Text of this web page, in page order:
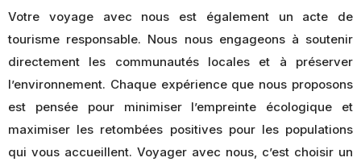
Votre voyage avec nous est également un acte de
tourisme responsable. Nous nous engageons à soutenir
directement les communautés locales et à préserver
l’environnement. Chaque expérience que nous proposons
est pensée pour minimiser l’empreinte écologique et
maximiser les retombées positives pour les populations
qui vous accueillent. Voyager avec nous, c’est choisir un